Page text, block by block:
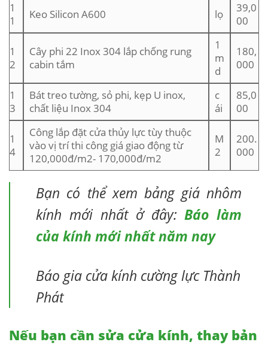
1
1
Keo Silicon A600 lọ
39,0
00
1
2
Cây phi 22 Inox 304 lắp chống rung
cabin tắm
1
m
d
180,
000
1
3
Bát treo tường, sỏ phi, kẹp U inox,
chất liệu Inox 304
c
ái
85,0
00
1
4
Công lắp đặt cửa thủy lực tùy thuộc
vào vị trí thi công giá giao động từ
120,000đ/m2- 170,000đ/m2
M
2
200.
000
Bạn có thể xem bảng giá nhôm
kính mới nhất ở đây:Báo làm
của kính mới nhất năm nay
Báo gia cửa kính cường lực Thành
Phát
Nếu bạn cần sửa cửa kính, thay bản